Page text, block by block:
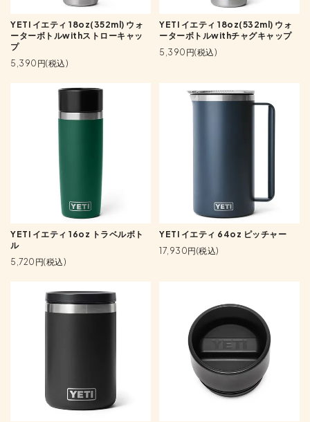
YETI イエティ 18oz(352ml) ウォ
ーターボトルwithストローキャッ
プ
5,390円(税込)
YETI イエティ 18oz(532ml) ウォ
ーターボトルwithチャグキャップ
5,390円(税込)
YETI イエティ 16oz トラベルボト
ル
5,720円(税込)
YETI イエティ 64oz ピッチャー
17,930円(税込)